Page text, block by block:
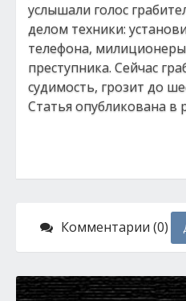
услышали голос
делом техники:
телефона,
преступника. Сейчас
судимость, грозит до
Статья опубликована в
Комментарии (0)